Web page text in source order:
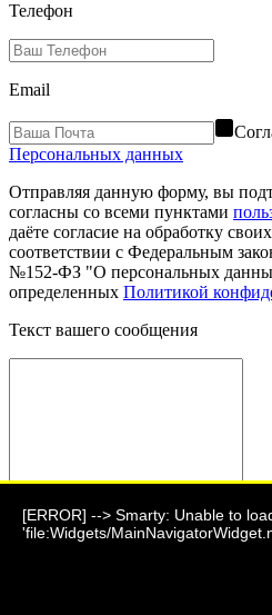
[ERROR] --> Smarty: Unable to
'file:Widgets/
Телефон
Email
Персональных данных
Отправляя данную форму, вы
согласны со всеми пунктами
даёте согласие на обработку
соответствии с Федеральным
№152-ФЗ "О персональных
определенных Политикой
Текст вашего сообщения